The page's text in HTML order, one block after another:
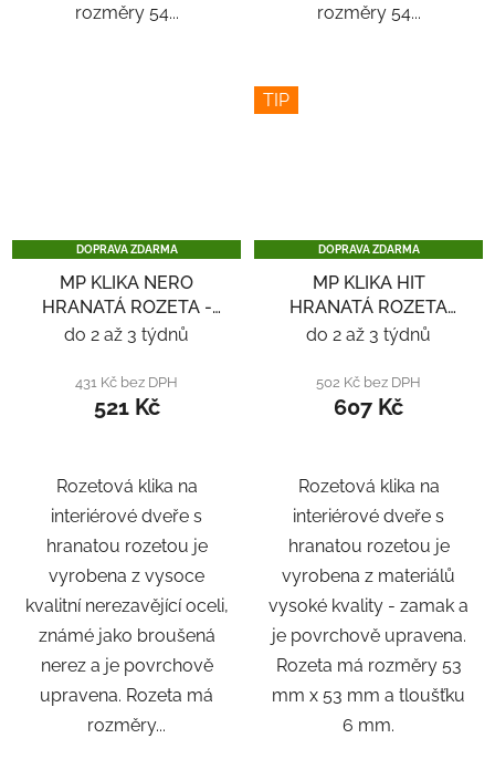
rozměry 54...
rozměry 54...
DOPRAVA ZDARMA
MP KLIKA NERO
HRANATÁ ROZETA -
NEREZ
do 2 až 3 týdnů
431 Kč bez DPH
521 Kč
Rozetová klika na
interiérové ​​dveře s
hranatou rozetou je
vyrobena z vysoce
kvalitní nerezavějící oceli,
známé jako broušená
nerez a je povrchově
upravena. Rozeta má
rozměry...
TIP
DOPRAVA ZDARMA
MP KLIKA HIT
HRANATÁ ROZETA
SQ6 - ČERNÁ
do 2 až 3 týdnů
502 Kč bez DPH
607 Kč
Rozetová klika na
interiérové ​​dveře s
hranatou rozetou je
vyrobena z materiálů
vysoké kvality - zamak a
je povrchově upravena.
Rozeta má rozměry 53
mm x 53 mm a tloušťku
6 mm.